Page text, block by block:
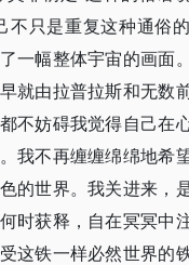
不只是重复这种通俗
一幅整体宇宙的画面
就由拉普拉斯和无数
不妨碍我觉得自己在
我不再缠缠绵绵地希
的世界。我关进来，
时获释，自在冥冥中
这铁一样必然世界的